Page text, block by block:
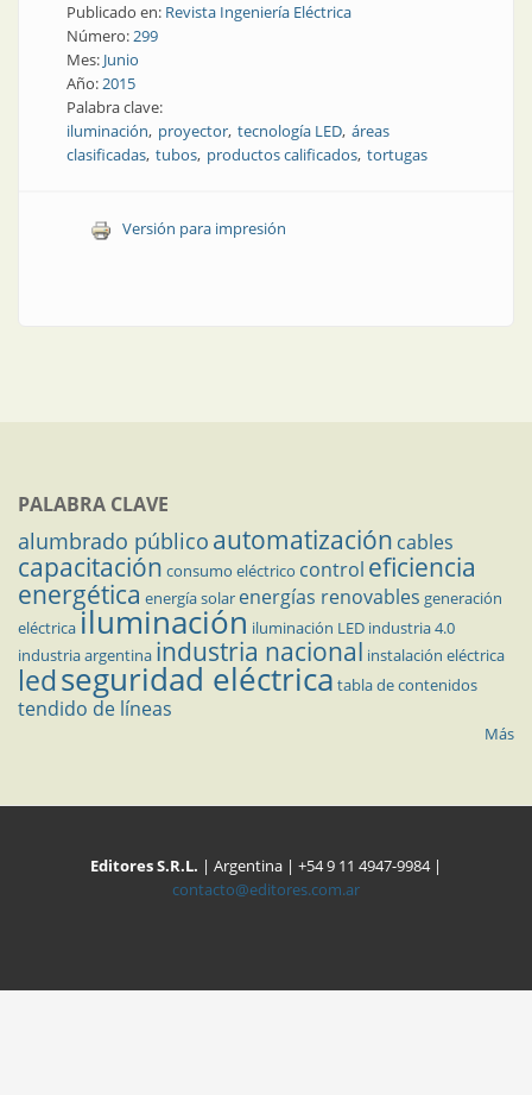
Publicado en: Revista Ingeniería Eléctrica
Número:299
Mes: Junio
Año:2015
Palabra clave:
iluminación proyector tecnología LED áreas
clasificadas tubos productos calificados tortugas
Versión para impresión
PALABRA CLAVE
alumbrado público automatización cables
capacitación consumo eléctrico control eficiencia
energética energía solar energías renovables generación
eléctricailuminación iluminación LED industria 4.0
industria argentina industria nacional instalación eléctrica
ledseguridad eléctrica tabla de contenidos
tendido de líneas
Más
Editores S.R.L. | Argentina | +54 9 11 4947-9984 |
contacto@editores.com.ar